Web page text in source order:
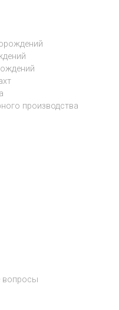
производства
вопросы